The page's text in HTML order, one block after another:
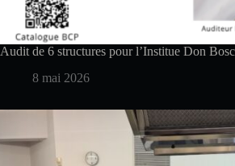
Audit de 6 structures pour l’Institue Don
8 mai 2026